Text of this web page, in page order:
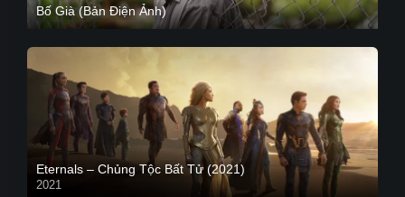
Bố Già (Bản Điện Ảnh)
Eternals – Chủng Tộc Bất Tử (2021)
2021
Trailer